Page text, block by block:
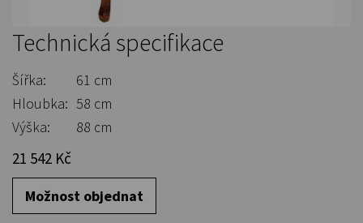
Technická specifikace
Šířka:
61 cm
Hloubka: 58 cm
Výška:
88 cm
21 542 Kč
Možnost objednat